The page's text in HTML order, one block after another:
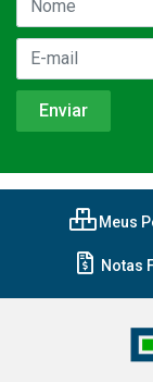
Meus
Notas